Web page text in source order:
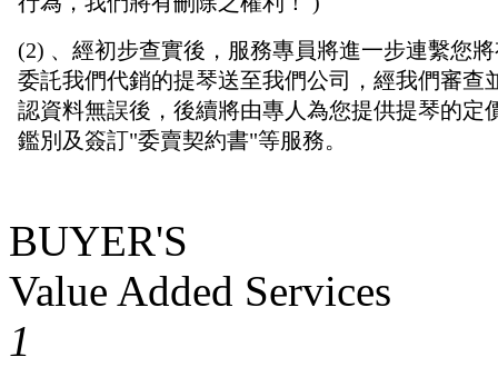
BUYER'S
Value Added Services
1